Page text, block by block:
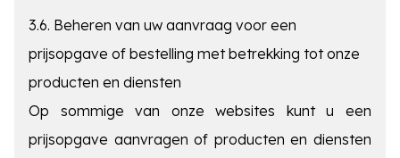
3.6. Beheren van uw aanvraag voor een
prijsopgave of bestelling met betrekking tot onze
producten en diensten
Op sommige van onze websites kunt u een
prijsopgave aanvragen of producten en diensten